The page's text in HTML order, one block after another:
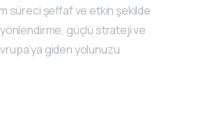
süreci şeffaf ve etkin şekilde
güçlü strateji ve
giden yolunuzu